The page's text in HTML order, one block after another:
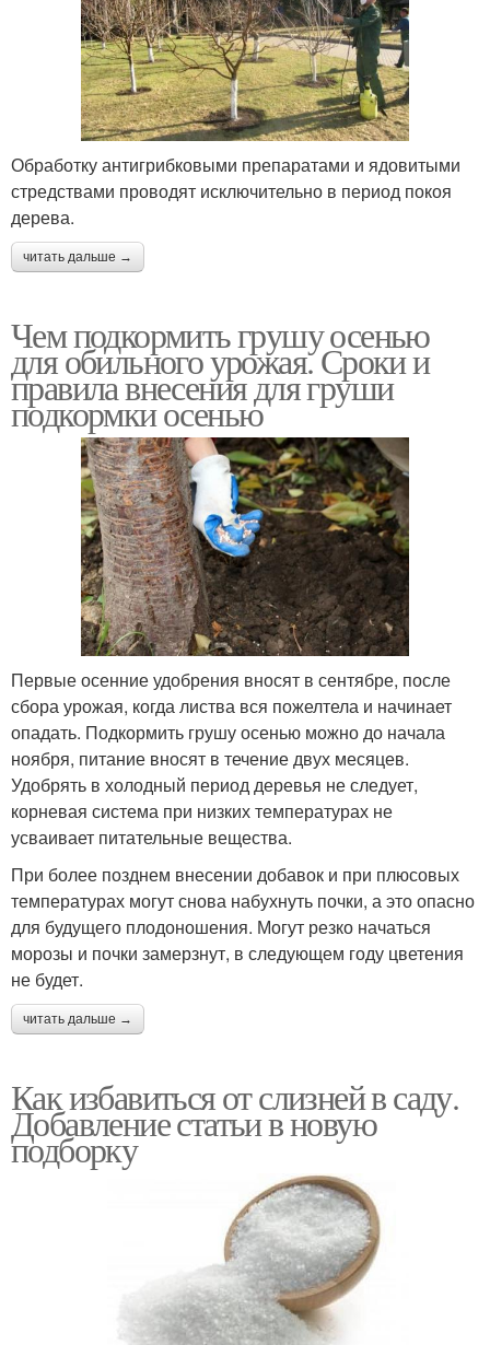
Обработку антигрибковыми препаратами и ядовитыми
стредствами проводят исключительно в период покоя
дерева.
читать дальше →
Чем подкормить грушу осенью
для обильного урожая. Сроки и
правила внесения для груши
подкормки осенью
Первые осенние удобрения вносят в сентябре, после
сбора урожая, когда листва вся пожелтела и начинает
опадать. Подкормить грушу осенью можно до начала
ноября, питание вносят в течение двух месяцев.
Удобрять в холодный период деревья не следует,
корневая система при низких температурах не
усваивает питательные вещества.
При более позднем внесении добавок и при плюсовых
температурах могут снова набухнуть почки, а это опасно
для будущего плодоношения. Могут резко начаться
морозы и почки замерзнут, в следующем году цветения
не будет.
читать дальше →
Как избавиться от слизней в саду.
Добавление статьи в новую
подборку